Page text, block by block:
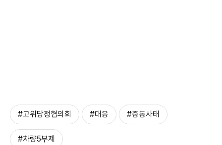
#고위당정협의회 #대응 #중동사태
#차량5부제